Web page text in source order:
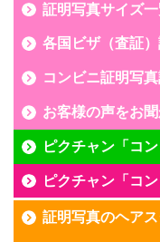
証明写真サイズ
各国ビザ（査証
コンビニ証明写
お客様の声をお
ピクチャン「コ
ピクチャン「コ
証明写真のヘア